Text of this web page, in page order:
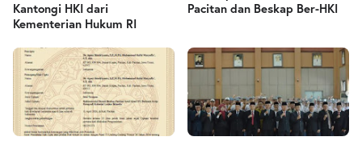
Kantongi HKI dari
Kementerian Hukum RI
Pacitan dan Beskap Ber-HKI